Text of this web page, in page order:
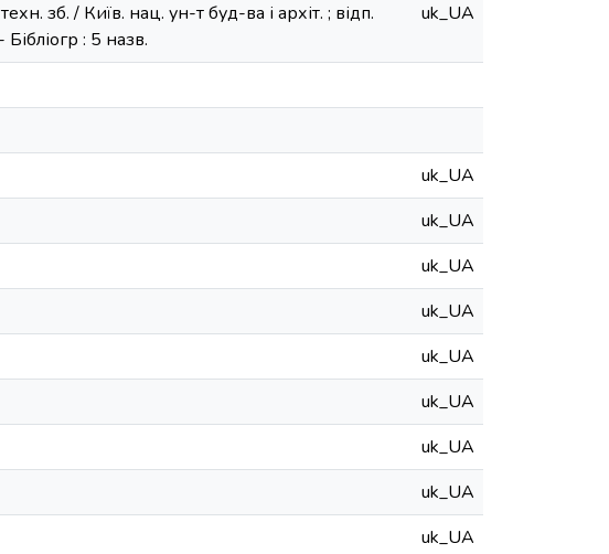
зб. / Київ. нац. ун-т буд-ва і архіт. ; відп.
: 5 назв.
uk_UA
uk_UA
uk_UA
uk_UA
uk_UA
uk_UA
uk_UA
uk_UA
uk_UA
uk_UA